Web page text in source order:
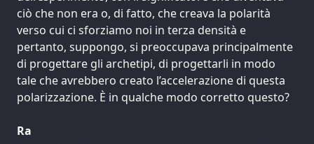
ciò che non era o, di fatto, che creava la polarità
verso cui ci sforziamo noi in terza densità e
pertanto, suppongo, si preoccupava principalmente
di progettare gli archetipi, di progettarli in modo
tale che avrebbero creato l’accelerazione di questa
polarizzazione. È in qualche modo corretto questo?
Ra